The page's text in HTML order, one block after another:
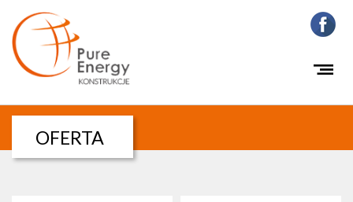
OFERTA